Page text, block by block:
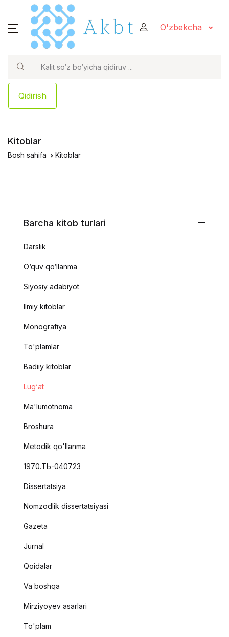
O'zbekcha
Qidirish
Kitoblar
Bosh sahifa Kitoblar
Barcha kitob turlari
Darslik
O‘quv qo‘llanma
Siyosiy adabiyot
Ilmiy kitoblar
Monografiya
To'plamlar
Badiiy kitoblar
Lug‘at
Ma'lumotnoma
Broshura
Metodik qo'llanma
1970.ТЬ-040723
Dissertatsiya
Nomzodlik dissertatsiyasi
Gazeta
Jurnal
Qoidalar
Va boshqa
Mirziyoyev asarlari
To'plam